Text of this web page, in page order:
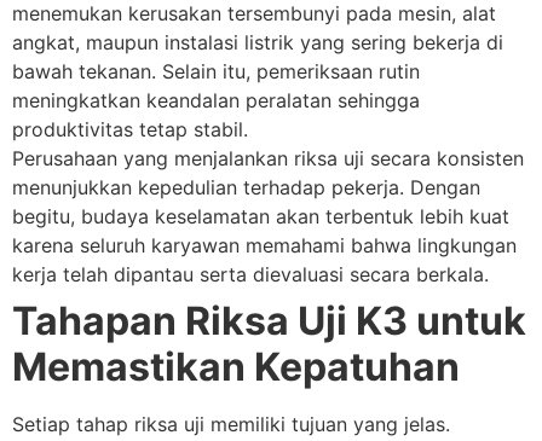
menemukan kerusakan tersembunyi pada mesin, alat
angkat, maupun instalasi listrik yang sering bekerja di
bawah tekanan. Selain itu, pemeriksaan rutin
meningkatkan keandalan peralatan sehingga
produktivitas tetap stabil.
Perusahaan yang menjalankan riksa uji secara konsisten
menunjukkan kepedulian terhadap pekerja. Dengan
begitu, budaya keselamatan akan terbentuk lebih kuat
karena seluruh karyawan memahami bahwa lingkungan
kerja telah dipantau serta dievaluasi secara berkala.
Tahapan Riksa Uji K3 untuk
Memastikan Kepatuhan
Setiap tahap riksa uji memiliki tujuan yang jelas.